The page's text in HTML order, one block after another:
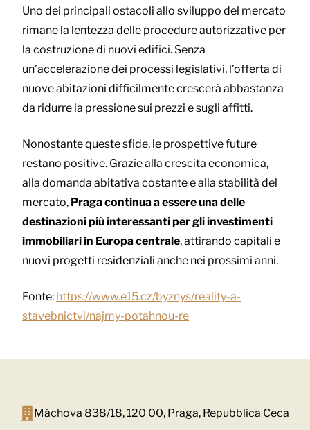
Uno dei principali ostacoli allo sviluppo del mercato
rimane la lentezza delle procedure autorizzative per
la costruzione di nuovi edifici. Senza
un’accelerazione dei processi legislativi, l’offerta di
nuove abitazioni difficilmente crescerà abbastanza
da ridurre la pressione sui prezzi e sugli affitti.
Nonostante queste sfide, le prospettive future
restano positive. Grazie alla crescita economica,
alla domanda abitativa costante e alla stabilità del
mercato, Praga continua a essere una delle
destinazioni più interessanti per gli investimenti
immobiliari in Europa centrale, attirando capitali e
nuovi progetti residenziali anche nei prossimi anni.
Fonte: https://www.e15.cz/byznys/reality-a-
stavebnictvi/najmy-potahnou-re
Máchova 838/18, 120 00, Praga, Repubblica Ceca